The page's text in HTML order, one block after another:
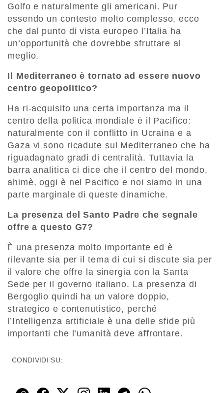
Golfo e naturalmente gli americani. Pur
essendo un contesto molto complesso, ecco
che dal punto di vista europeo l’Italia ha
un’opportunità che dovrebbe sfruttare al
meglio.
Il Mediterraneo è tornato ad essere nuovo
centro geopolitico?
Ha ri-acquisito una certa importanza ma il
centro della politica mondiale è il Pacifico:
naturalmente con il conflitto in Ucraina e a
Gaza vi sono ricadute sul Mediterraneo che ha
riguadagnato gradi di centralità. Tuttavia la
barra analitica ci dice che il centro del mondo,
ahimè, oggi è nel Pacifico e noi siamo in una
parte marginale di queste dinamiche.
La presenza del Santo Padre che segnale
offre a questo G7?
È una presenza molto importante ed è
rilevante sia per il tema di cui si discute sia per
il valore che offre la sinergia con la Santa
Sede per il governo italiano. La presenza di
Bergoglio quindi ha un valore doppio,
strategico e contenutistico, perché
l’Intelligenza artificiale è una delle sfide più
importanti che l’umanità deve affrontare.
CONDIVIDI SU: